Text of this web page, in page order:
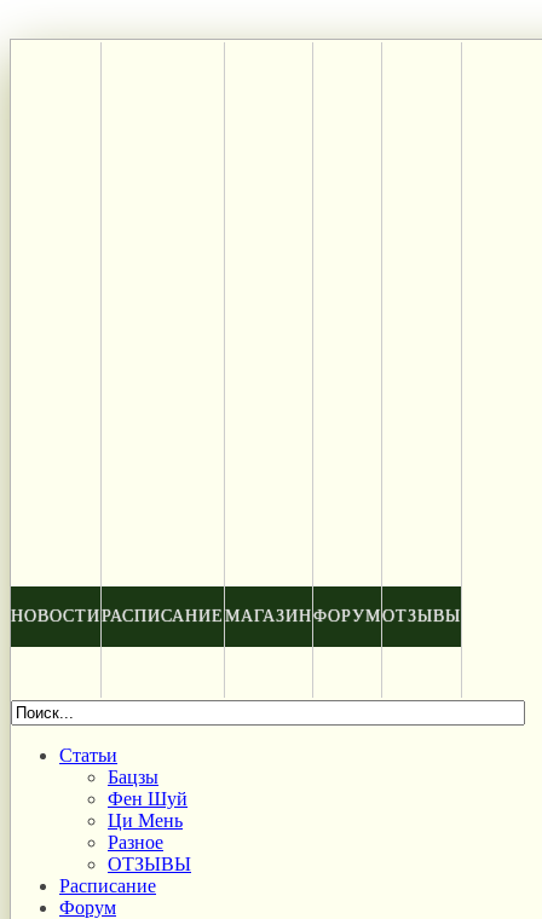
НОВОСТИРАСПИСАНИЕ МАГАЗИНФОРУМОТЗЫВЫ
Статьи
Бацзы
Фен Шуй
Ци Мень
Разное
ОТЗЫВЫ
Расписание
Форум